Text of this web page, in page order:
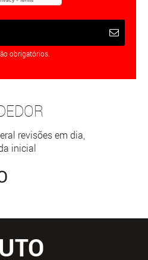
obrigatórios.
revisões em dia,
inicial